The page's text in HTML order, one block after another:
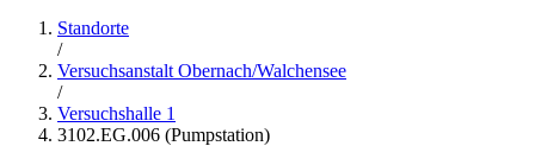
Standorte
/
Versuchsanstalt Obernach/Walchensee
/
Versuchshalle 1
3102.EG.006 (Pumpstation)